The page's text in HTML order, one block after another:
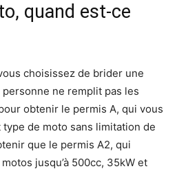
quand est-ce
choisissez de brider une
personne ne remplit pas les
obtenir le permis A, qui vous
de moto sans limitation de
que le permis A2, qui
jusqu’à 500cc, 35kW et